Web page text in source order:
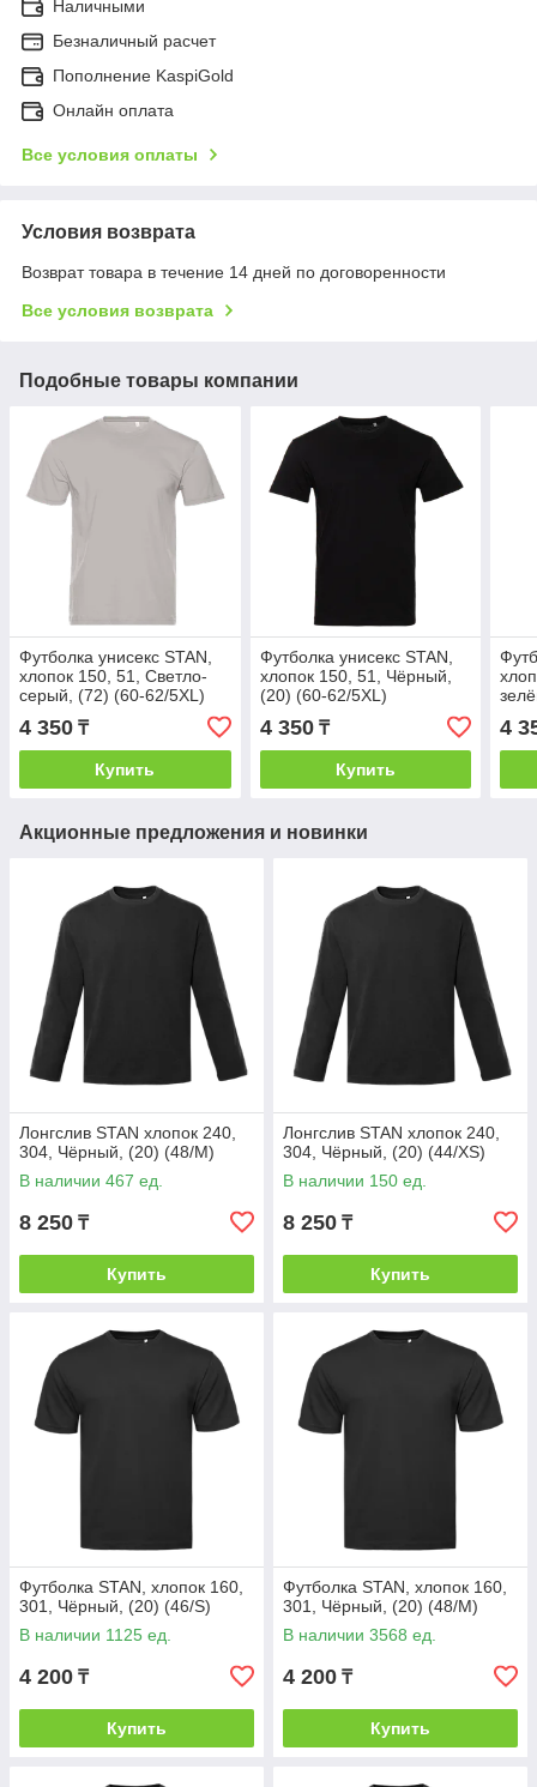
Наличными
Безналичный расчет
Пополнение KaspiGold
Онлайн оплата
Все условия оплаты
Условия возврата
Возврат товара в течение 14 дней по договоренности
Все условия возврата
Подобные товары компании
Футболка унисекс STAN,
хлопок 150, 51, Светло-
серый, (72) (60-62/5XL)
4 350 ₸
Купить
Футболка унисекс STAN,
хлопок 150, 51, Чёрный,
(20) (60-62/5XL)
4 350₸
Купить
4
Акционные предложения и новинки
Лонгслив STAN хлопок 240,
304, Чёрный, (20) (48/M)
В наличии 467 ед.
8 250 ₸
Купить
Лонгслив STAN хлопок 240,
304, Чёрный, (20) (44/XS)
В наличии 150 ед.
8 250 ₸
Купить
Футболка STAN, хлопок 160,
301, Чёрный, (20) (46/S)
В наличии 1125 ед.
4 200 ₸
Купить
Футболка STAN, хлопок 160,
301, Чёрный, (20) (48/M)
В наличии 3568 ед.
4 200 ₸
Купить